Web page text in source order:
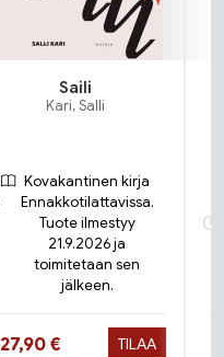
Saili
Kari, Salli
Kovakantinen kirja
Ennakkotilattavissa.
Tuote ilmestyy
21.9.2026 ja
toimitetaan sen
jälkeen.
Hinta nyt
27,90 € TILAA